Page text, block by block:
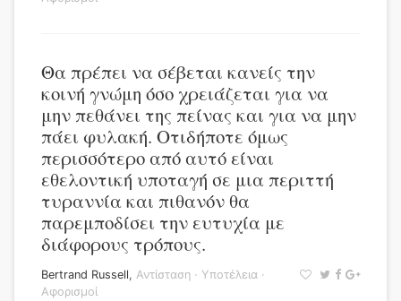
Θα πρέπει να σέβεται κανείς την
κοινή γνώμη όσο χρειάζεται για να
μην πεθάνει της πείνας και για να μην
πάει φυλακή. Οτιδήποτε όμως
περισσότερο από αυτό είναι
εθελοντική υποταγή σε μια περιττή
τυραννία και πιθανόν θα
παρεμποδίσει την ευτυχία με
διάφορους τρόπους.
Bertrand Russell, Αντίσταση · Υποτέλεια ·
Αφορισμοί